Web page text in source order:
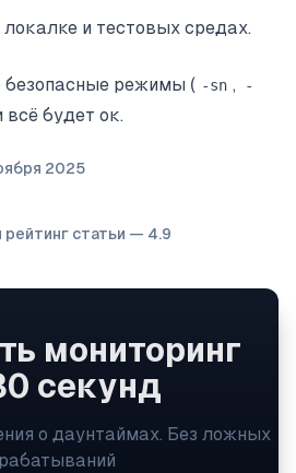
и тестовых средах.
безопасные режимы ( -sn ,
-
всё будет ок.
2025
статьи — 4.9
мониторинг
секунд
о даунтаймах. Без ложных